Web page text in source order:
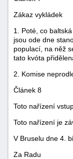
Zákaz vykládek
1. Poté, co
jsou ode dne
populací, na něž
tato kvóta
2. Komise
Článek 8
Toto nařízení
Toto nařízení je
V Bruselu dne 4.
Za Radu